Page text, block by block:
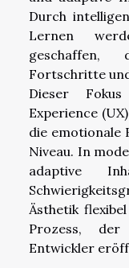
Durch
Lernen
geschaffen,
Fortschritte
Dieser
Experience
die emotionale
Niveau. In
adaptive
Ästhetik
Prozess,
Entwickler